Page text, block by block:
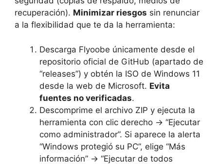
recuperación). Minimizar riesgos sin renunciar
a la flexibilidad que te da la herramienta:
Descarga Flyoobe únicamente desde el
repositorio oficial de GitHub (apartado de
“releases”) y obtén la ISO de Windows 11
desde la web de Microsoft. Evita
fuentes no verificadas.
Descomprime el archivo ZIP y ejecuta la
herramienta con clic derecho → “Ejecutar
como administrador”. Si aparece la alerta
“Windows protegió su PC”, elige “Más
información” → “Ejecutar de todos